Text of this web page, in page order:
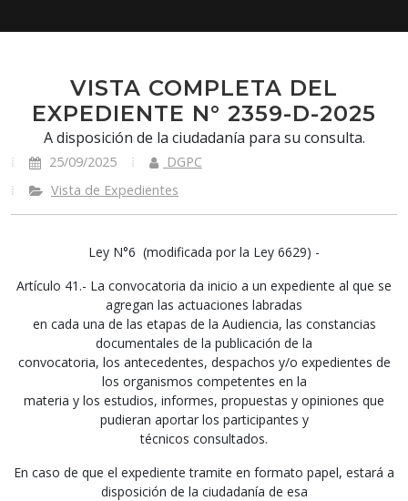
VISTA COMPLETA DEL
EXPEDIENTE N° 2359-D-2025
A disposición de la ciudadanía para su consulta.
25/09/2025
DGPC
Vista de Expedientes
Ley N°6 (modificada por la Ley 6629) -
Artículo 41.- La convocatoria da inicio a un expediente al que se
agregan las actuaciones labradas
en cada una de las etapas de la Audiencia, las constancias
documentales de la publicación de la
convocatoria, los antecedentes, despachos y/o expedientes de
los organismos competentes en la
materia y los estudios, informes, propuestas y opiniones que
pudieran aportar los participantes y
técnicos consultados.
En caso de que el expediente tramite en formato papel, estará a
disposición de la ciudadanía de esa